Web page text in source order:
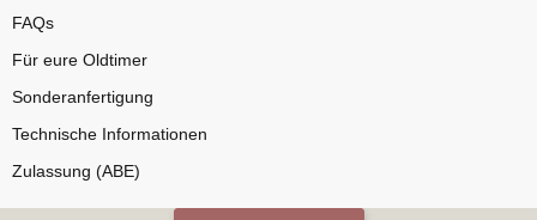
FAQs
Für eure Oldtimer
Sonderanfertigung
Technische Informationen
Zulassung (ABE)